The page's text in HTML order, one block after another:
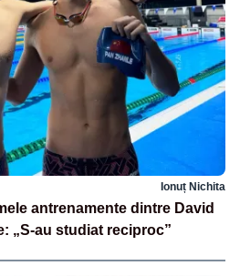
Ionuț Nichita
antrenamente dintre David
„S-au studiat reciproc”